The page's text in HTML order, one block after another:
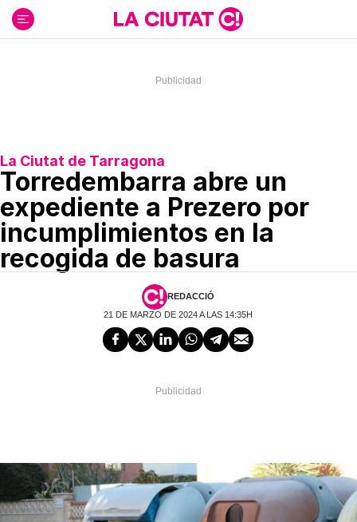
contenido
La Ciutat de Tarragona
Torredembarra abre un
expediente a Prezero por
incumplimientos en la
recogida de basura
REDACCIÓ
21 DE MARZO DE 2024 A LAS 14:35H